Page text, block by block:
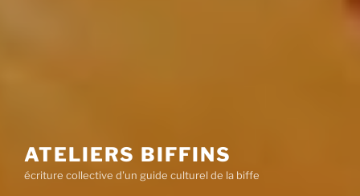
ATELIERS BIFFINS
écriture collective d'un guide culturel de la biffe